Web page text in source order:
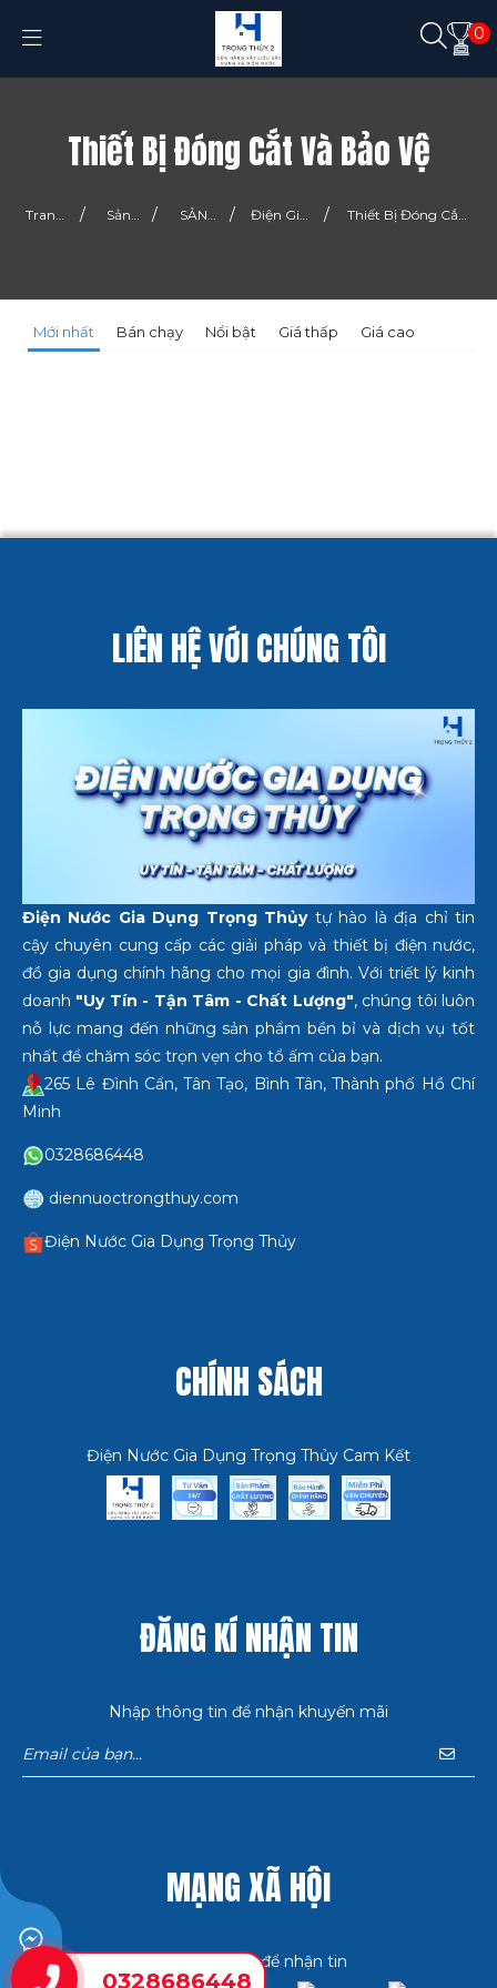
0
Thiết Bị Đóng Cắt Và Bảo Vệ
Trang / Sản / SẢN / Điện Gia / Thiết Bị Đóng Cắt
Mới nhất Bán chạy Nổi bật Giá thấp Giá cao
LIÊN HỆ VỚI CHÚNG TÔI
Điện Nước Gia Dụng Trọng Thủytự hào là địa chỉ tin
cậy chuyên cung cấp các giải pháp và thiết bị điện nước,
đồ gia dụng chính hãng cho mọi gia đình. Với triết lý kinh
doanh "Uy Tín - Tận Tâm - Chất Lượng", chúng tôi luôn
nỗ lực mang đến những sản phẩm bền bỉ và dịch vụ tốt
nhất để chăm sóc trọn vẹn cho tổ ấm của bạn.
265 Lê Đình Cẩn, Tân Tạo, Bình Tân, Thành phố Hồ Chí
Minh
0328686448
diennuoctrongthuy.com
Điện Nước Gia Dụng Trọng Thủy
CHÍNH SÁCH
Điện Nước Gia Dụng Trọng Thủy Cam Kết
ĐĂNG KÍ NHẬN TIN
Nhập thông tin để nhận khuyến mãi
MẠNG XÃ HỘI
Bấm theo dõi để nhận tin
0328686448